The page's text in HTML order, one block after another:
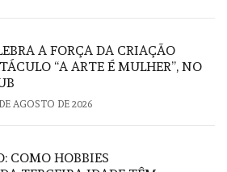
A FORÇA DA CRIAÇÃO
“A ARTE É MULHER”, NO
AGOSTO DE 2026
COMO HOBBIES